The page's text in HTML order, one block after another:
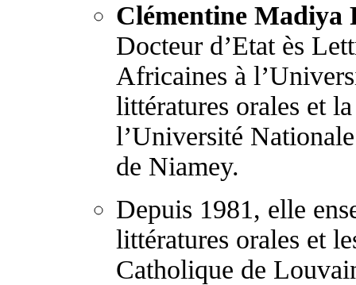
Clémentine
Docteur d’Etat ès
Africaines à
littératures orales et
l’Université
de Niamey.
Depuis 1981, elle
littératures orales et
Catholique de